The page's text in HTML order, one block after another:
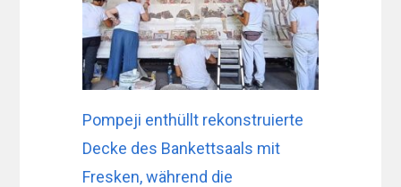
Pompeji enthüllt rekonstruierte
Decke des Bankettsaals mit
Fresken, während die